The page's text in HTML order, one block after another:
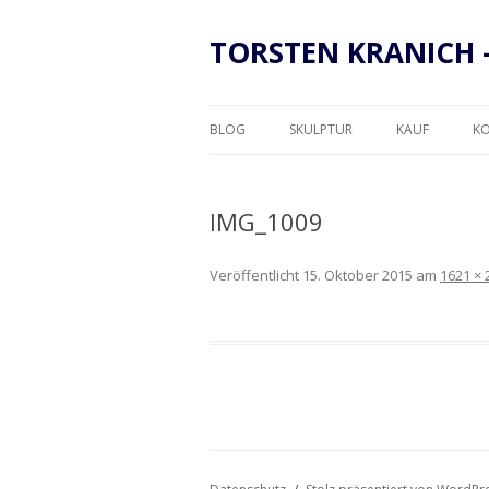
TORSTEN KRANICH
BLOG SKULPTUR KAUF
IMG_1009
Veröffentlicht 15. Oktober 2015 am 1621 ×